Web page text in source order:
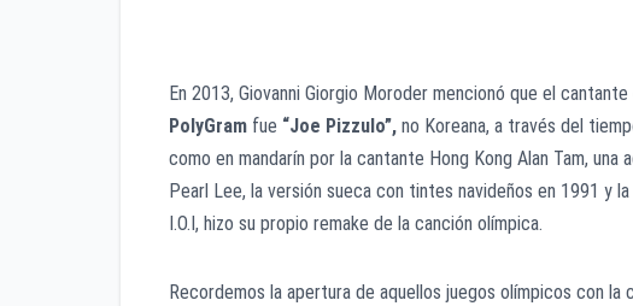
En 2013, Giovanni Giorgio Moroder mencionó que el
PolyGram fue “Joe Pizzulo”, no Koreana, a través del
como en mandarín por la cantante Hong Kong Alan Tam,
Pearl Lee, la versión sueca con tintes navideños en 1991 y
I.O.I, hizo su propio remake de la canción olímpica.
Recordemos la apertura de aquellos juegos olímpicos con la